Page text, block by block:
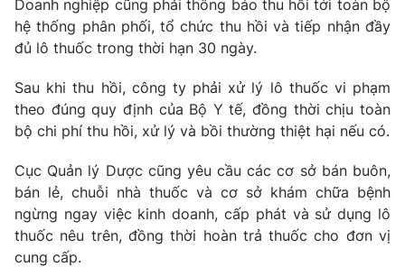
THỜI BÁO VTV
Theo dõi báo trên
Cơ quan chủ quản:
Đài Truyền hình Việt Nam
Cơ quan báo chí:
Doanh nghiệp cũng phải thông báo thu hồi tới toàn bộ
hệ thống phân phối, tổ chức thu hồi và tiếp nhận đầy
đủ lô thuốc trong thời hạn 30 ngày.
Sau khi thu hồi, công ty phải xử lý lô thuốc vi phạm
theo đúng quy định của Bộ Y tế, đồng thời chịu toàn
bộ chi phí thu hồi, xử lý và bồi thường thiệt hại nếu có.
Cục Quản lý Dược cũng yêu cầu các cơ sở bán buôn,
bán lẻ, chuỗi nhà thuốc và cơ sở khám chữa bệnh
ngừng ngay việc kinh doanh, cấp phát và sử dụng lô
thuốc nêu trên, đồng thời hoàn trả thuốc cho đơn vị
cung cấp.